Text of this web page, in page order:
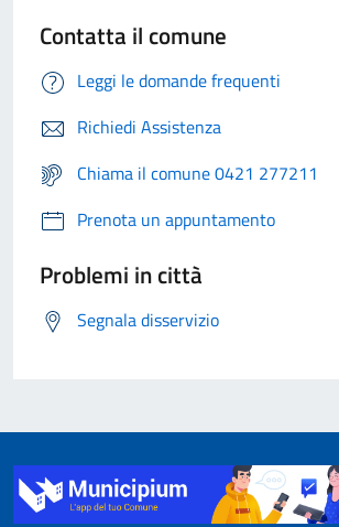
Contatta il comune
Leggi le domande frequenti
Richiedi Assistenza
Chiama il comune 0421 277211
Prenota un appuntamento
Problemi in città
Segnala disservizio